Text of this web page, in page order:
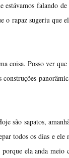
falando
rapaz sugeriu que
coisa. Posso ver
são sapatos,
todos os dias e
ela anda meio